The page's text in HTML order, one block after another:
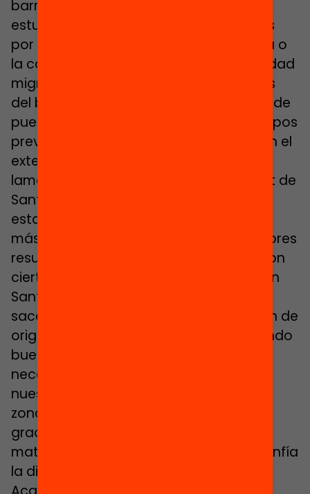
barrios. Desde hace años, expertos y
estudiantes universitarios tienen interés
por conocer su innovación pedagógica o
la capacidad de adaptarse a la diversidad
migratoria, pero, en cambio, las familias
del barrio ni siquiera van a las jornadas de
puertas abiertas para romper estereotipos
previos. “Tenemos una mejor imagen en el
exterior que entre nuestros vecinos”, se
lamenta la directora de la escuela Tanit de
Santa Coloma. “Los rumores sobre que
estas escuelas con más inmigrantes o
más alumnos empobrecidos tienen peores
resultados hacen daño, y no siempre son
ciertos”, concluyen desde La Guàrdia, en
Sant Vicenç, ya que “los alumnos que
sacan buenas notas en la escuela, sean de
origen magrebí o de aquí, siguen sacando
buenas notas en el instituto”. “Lo que
necesitamos, sobre todo, es cambiar
nuestra imagen entre las familias de la
zona, y eso hará que cada vez más,
gracias al boca-oreja, vuelvan a
matricular a sus hijos en el instituto”, confía
la directora de La Ribera, de Montcada.